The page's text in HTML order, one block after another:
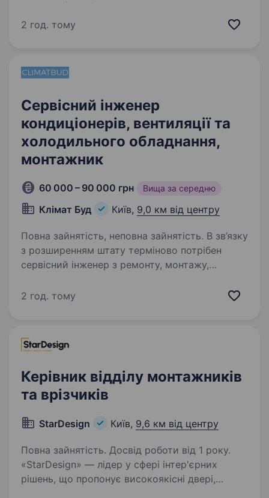
позиціїЯкісний монтаж меблів із дотриманням
2 год. тому
Сервісний інженер
кондиціонерів, вентиляції та
холодильного обладнання,
монтажник
60 000 – 90 000 грн Вища за середню
Клімат Буд Київ, 9,0 км від центру
Повна зайнятість, неповна зайнятість. В зв’язку
з розширенням штату терміново потрібен
сервісний інженер з ремонту, монтажу,
кондиціювання та вентиляції повітря.
2 год. тому
Керівник відділу монтажників
та врізчиків
StarDesign Київ, 9,6 км від центру
Повна зайнятість. Досвід роботи від 1 року.
«StarDesign» — лідер у сфері інтер'єрних
рішень, що пропонує високоякісні двері,